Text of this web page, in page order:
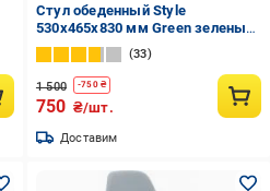
Стул обеденный Style
530x465x830 мм Green зеленый/
бук
33
1 500 -750₴
750 ₴/шт.
Доставим